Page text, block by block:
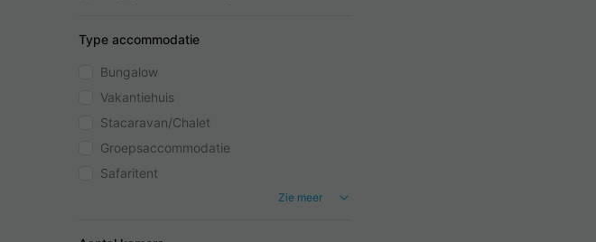
Type accommodatie
Bungalow
Vakantiehuis
Stacaravan/Chalet
Groepsaccommodatie
Safaritent
Zie meer